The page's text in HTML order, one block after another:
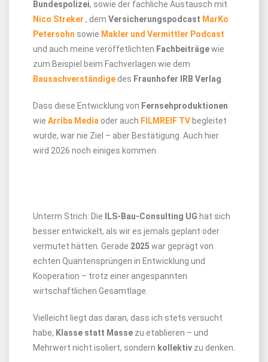
Bundespolizei, sowie der fachliche Austausch mit
Nico Streker , dem Versicherungspodcast MarKo
Petersohn sowie Makler und Vermittler Podcast
und auch meine veröffetlichten Fachbeiträgewie
zum Beispiel beim Fachverlagen wie dem
Bausachverständige des Fraunhofer IRB Verlag
Dass diese Entwicklung von Fernsehproduktionen
wie Arriba Media oder auch FILMREIF TV begleitet
wurde, war nie Ziel – aber Bestätigung. Auch hier
wird 2026 noch einiges kommen.
Unterm Strich: Die ILS-Bau-Consulting UG hat sich
besser entwickelt, als wir es jemals geplant oder
vermutet hätten. Gerade 2025 war geprägt von
echten Quantensprüngen in Entwicklung und
Kooperation – trotz einer angespannten
wirtschaftlichen Gesamtlage.
Vielleicht liegt das daran, dass ich stets versucht
habe, Klasse statt Masse zu etablieren – und
Mehrwert nicht isoliert, sondern kollektiv zu denken.